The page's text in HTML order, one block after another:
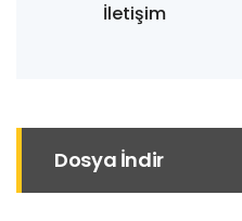
İletişim
Dosya İndir